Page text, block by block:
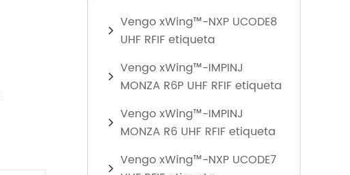
Vengo xWing™-NXP UCODE8
UHF RFIF etiqueta
Vengo xWing™-IMPINJ
MONZA R6P UHF RFIF etiqueta
Vengo xWing™-IMPINJ
MONZA R6 UHF RFIF etiqueta
Vengo xWing™-NXP UCODE7